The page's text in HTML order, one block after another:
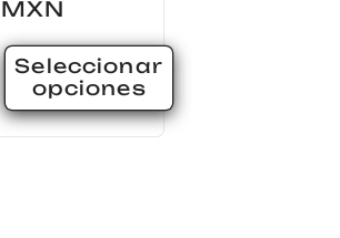
habitual
MXN
Seleccionar
opciones